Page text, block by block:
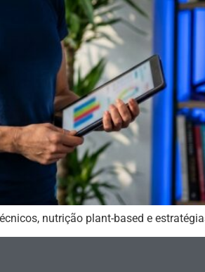
nutrição plant-based e